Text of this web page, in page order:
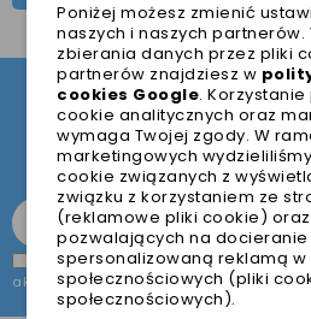
DOŁĄCZ DO NASZEGO
Pamiętaj, że w każdej chwili
Zapoznałem/łam się z treścią
akceptuję jej treść.*
Poniżej możesz zmienić
naszych i naszych
zbierania danych przez pliki
partnerów znajdziesz w
cookies Google.
cookie analitycznych oraz
wymaga Twojej zgody. W
marketingowych
cookie związanych z
związku z korzystaniem ze
(reklamowe pliki cookie)
pozwalających na
spersonalizowaną reklamą
społecznościowych (pliki
społecznościowych).